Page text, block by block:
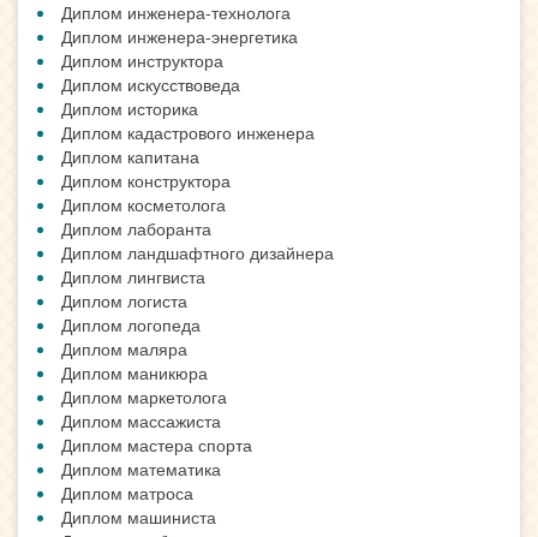
Диплом инженера-технолога
Диплом инженера-энергетика
Диплом инструктора
Диплом искусствоведа
Диплом историка
Диплом кадастрового инженера
Диплом капитана
Диплом конструктора
Диплом косметолога
Диплом лаборанта
Диплом ландшафтного дизайнера
Диплом лингвиста
Диплом логиста
Диплом логопеда
Диплом маляра
Диплом маникюра
Диплом маркетолога
Диплом массажиста
Диплом мастера спорта
Диплом математика
Диплом матроса
Диплом машиниста